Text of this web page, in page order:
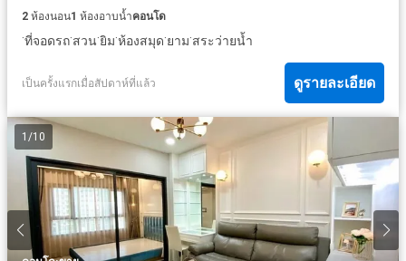
2 ห้องนอน1 ห้องอาบน้ำคอนโด
·ที่จอดรถ·สวน·ยิม·ห้องสมุด·ยาม·สระว่ายน้ำ
เป็นครั้งแรกเมื่อสัปดาห์ที่แล้ว ดูรายละเอียด
1 /10